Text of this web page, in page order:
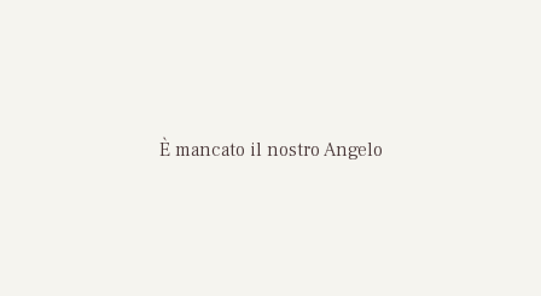
È mancato il nostro Angelo